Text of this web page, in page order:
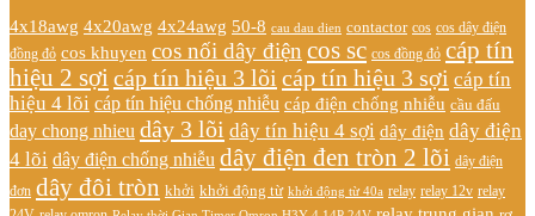
4x18awg 4x20awg 4x24awg 50-8 cau dau dien contactor cos cos dây điện
đồng đỏ cos khuyen cos nối dây điện cos sc cos đồng đỏ cáp tín
hiệu 2 sợi cáp tín hiệu 3 lõi cáp tín hiệu 3 sợi cáp tín
hiệu 4 lõi cáp tín hiệu chống nhiễu cáp điện chống nhiễu cầu đấu
day chong nhieu dây 3 lõi dây tín hiệu 4 sợi dây điện dây điện
4 lõi dây điện chống nhiễu dây điện đen tròn 2 lõi dây điện
đơn dây đôi tròn khởi khởi động từ khởi động từ 40a relay relay 12v relay